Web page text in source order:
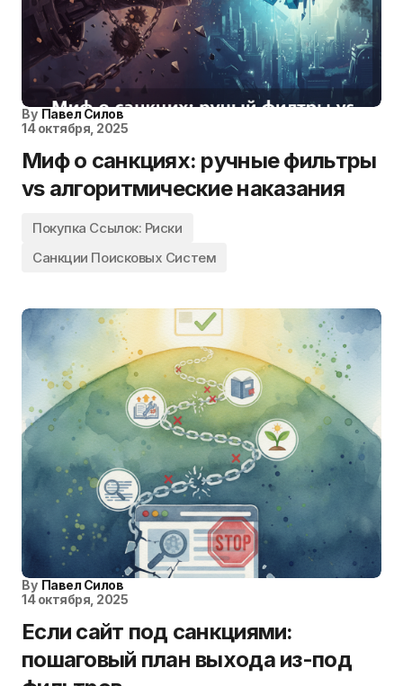
By Павел Силов
14 октября, 2025
Миф о санкциях: ручные фильтры
vs алгоритмические наказания
Покупка Ссылок: Риски
Санкции Поисковых Систем
By Павел Силов
14 октября, 2025
Если сайт под санкциями:
пошаговый план выхода из-под